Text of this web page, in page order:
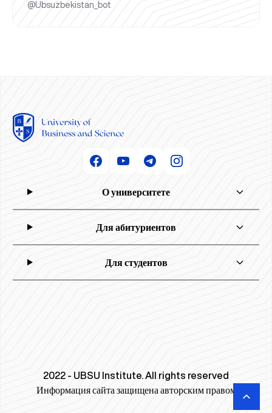
@Ubsuzbekistan_bot
О университете
Для абитуриентов
Для студентов
2022 - UBSU Institute. All rights reserved
Информация сайта защищена авторским правом